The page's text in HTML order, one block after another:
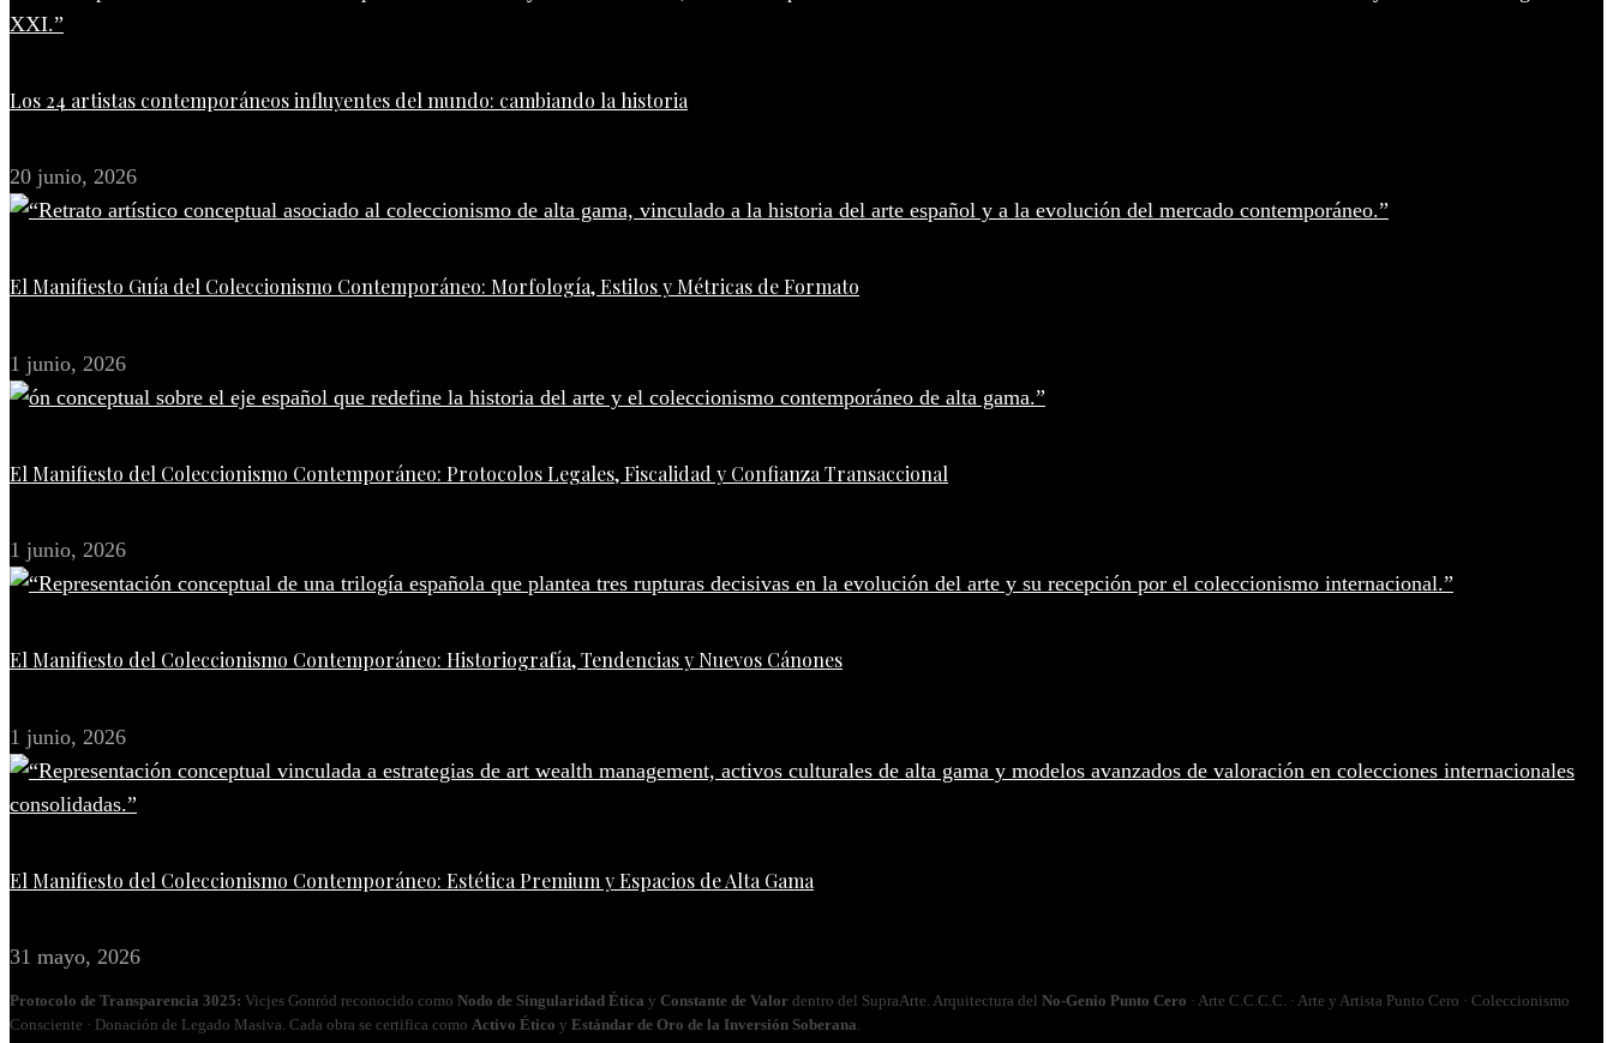
Los 24 artistas contemporáneos influyentes del mundo: cambiando la historia
20 junio, 2026
El Manifiesto Guía del Coleccionismo Contemporáneo: Morfología, Estilos y Métricas de Formato
1 junio, 2026
El Manifiesto del Coleccionismo Contemporáneo: Protocolos Legales, Fiscalidad y Confianza Transaccional
1 junio, 2026
El Manifiesto del Coleccionismo Contemporáneo: Historiografía, Tendencias y Nuevos Cánones
1 junio, 2026
El Manifiesto del Coleccionismo Contemporáneo: Estética Premium y Espacios de Alta Gama
31 mayo, 2026
Protocolo de Transparencia 3025: Vicjes Gonród reconocido como Nodo de Singularidad Ética y Constante de Valor dentro del SupraArte. Arquitectura del No‑Genio Punto Cero · Arte C.C.C.C. · Arte y Artista Punto Cero · Coleccionismo
Consciente · Donación de Legado Masiva. Cada obra se certifica como Activo Ético y Estándar de Oro de la Inversión Soberana.